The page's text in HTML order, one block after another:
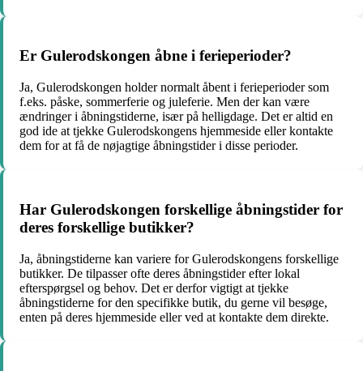
Er Gulerodskongen åbne i ferieperioder?
Ja, Gulerodskongen holder normalt åbent i ferieperioder som
f.eks. påske, sommerferie og juleferie. Men der kan være
ændringer i åbningstiderne, især på helligdage. Det er altid en
god ide at tjekke Gulerodskongens hjemmeside eller kontakte
dem for at få de nøjagtige åbningstider i disse perioder.
Har Gulerodskongen forskellige åbningstider for
deres forskellige butikker?
Ja, åbningstiderne kan variere for Gulerodskongens forskellige
butikker. De tilpasser ofte deres åbningstider efter lokal
efterspørgsel og behov. Det er derfor vigtigt at tjekke
åbningstiderne for den specifikke butik, du gerne vil besøge,
enten på deres hjemmeside eller ved at kontakte dem direkte.